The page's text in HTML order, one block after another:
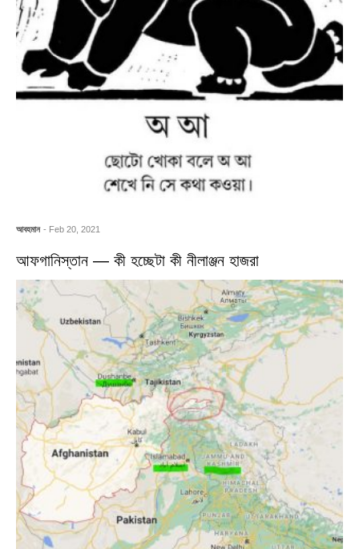
আবহমান - Feb 20, 2021
আফগানিস্তান — কী হচ্ছেটা কী নীলাঞ্জন হাজরা